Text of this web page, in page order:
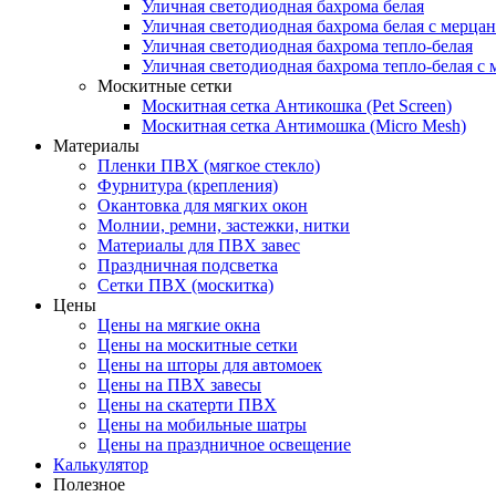
Уличная светодиодная бахрома белая
Уличная светодиодная бахрома белая с
Уличная светодиодная бахрома тепло-белая
Уличная светодиодная бахрома тепло-белая с
Москитные сетки
Москитная сетка Антикошка (Pet Screen)
Москитная сетка Антимошка (Micro Mesh)
Материалы
Пленки ПВХ (мягкое стекло)
Фурнитура (крепления)
Окантовка для мягких окон
Молнии, ремни, застежки, нитки
Материалы для ПВХ завес
Праздничная подсветка
Сетки ПВХ (москитка)
Цены
Цены на мягкие окна
Цены на москитные сетки
Цены на шторы для автомоек
Цены на ПВХ завесы
Цены на скатерти ПВХ
Цены на мобильные шатры
Цены на праздничное освещение
Калькулятор
Полезное